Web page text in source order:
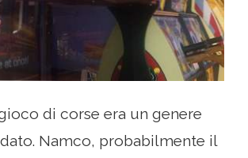
di corse era un genere
Namco, probabilmente il